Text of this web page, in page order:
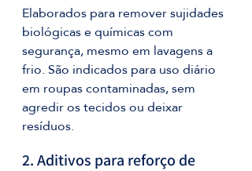
Elaborados para remover sujidades
biológicas e químicas com
segurança, mesmo em lavagens a
frio. São indicados para uso diário
em roupas contaminadas, sem
agredir os tecidos ou deixar
resíduos.
2. Aditivos para reforço de